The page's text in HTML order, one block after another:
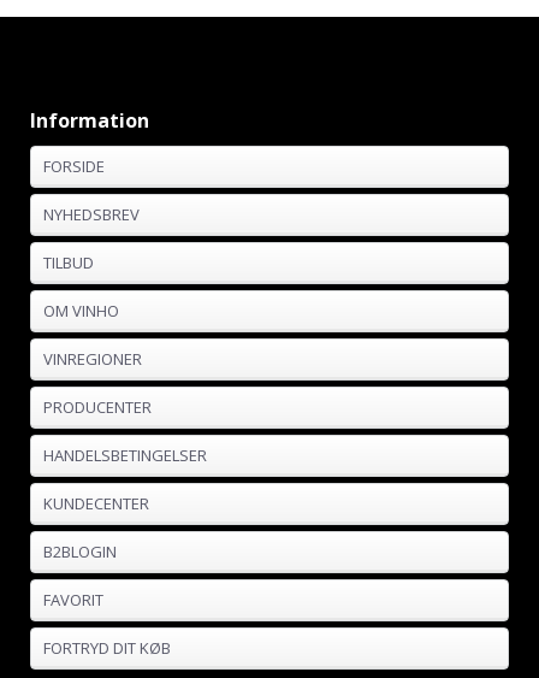
Information
FORSIDE
NYHEDSBREV
TILBUD
OM VINHO
VINREGIONER
PRODUCENTER
HANDELSBETINGELSER
KUNDECENTER
B2BLOGIN
FAVORIT
FORTRYD DIT KØB